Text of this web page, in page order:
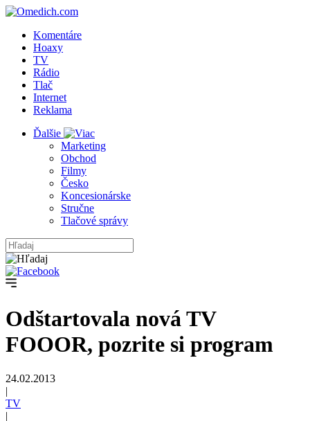
Komentáre
Hoaxy
TV
Rádio
Tlač
Internet
Reklama
Ďalšie
Marketing
Obchod
Filmy
Česko
Koncesionárske
Stručne
Tlačové správy
Odštartovala nová TV
FOOOR, pozrite si program
24.02.2013
|
TV
|